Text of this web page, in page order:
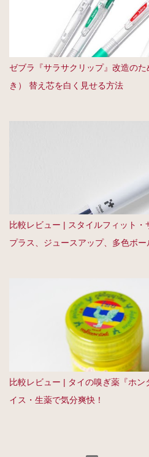
ゼブラ『サラサクリップ』改造の
き） 替え芯を白く見せる方法
比較レビュー | スタイルフィット
プラス、ジュースアップ、多色ボ
比較レビュー | タイの嗅ぎ薬『ホ
イス・生薬で気分爽快！